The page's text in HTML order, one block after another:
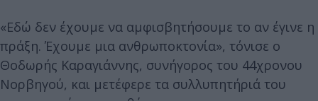
«Εδώ δεν έχουμε να αμφισβητήσουμε το αν έγινε η
πράξη. Έχουμε μια ανθρωποκτονία», τόνισε ο
Θοδωρής Καραγιάννης, συνήγορος του 44χρονου
Νορβηγού, και μετέφερε τα συλλυπητήριά του